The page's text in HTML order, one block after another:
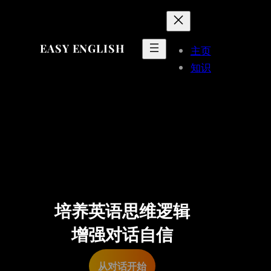
EASY ENGLISH
主页
知识
培养英语思维逻辑
增强对话自信
从对话开始